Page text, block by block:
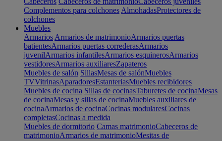
Complementos para colchones AlmohadasProtectores de
colchones
Muebles
Armarios Armarios de matrimonioArmarios puertas
batientesArmarios puertas correderasArmarios
juvenilArmarios infantilesArmarios esquinerosArmarios
vestidoresArmarios auxiliaresZapateros
Muebles de salón SillasMesas de salónMuebles
TVVitrinasAparadoresEstanteriasMuebles recibidores
Muebles de cocina Sillas de cocinasTaburetes de cocinaMesas
de cocinaMesas y sillas de cocinaMuebles auxiliares de
cocinaArmarios de cocinaCocinas modularesCocinas
completasCocinas a medida
Muebles de dormitorio Camas matrimonioCabeceros de
matrimonioArmarios de matrimonioMesitas de